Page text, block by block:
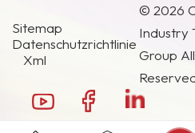
Sitemap
Datenschutzrichtlinie
Xml
© 2026
Industry
Group